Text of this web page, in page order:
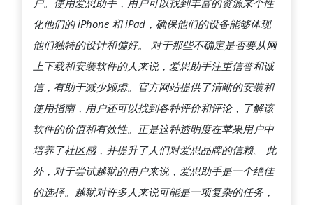
户。使用爱思助手，用户可以找到丰富的资源来个性
化他们的 iPhone 和 iPad，确保他们的设备能够体现
他们独特的设计和偏好。 对于那些不确定是否要从网
上下载和安装软件的人来说，爱思助手注重信誉和诚
信，有助于减少顾虑。官方网站提供了清晰的安装和
使用指南，用户还可以找到各种评价和评论，了解该
软件的价值和有效性。正是这种透明度在苹果用户中
培养了社区感，并提升了人们对爱思品牌的信赖。 此
外，对于尝试越狱的用户来说，爱思助手是一个绝佳
的选择。越狱对许多人来说可能是一项复杂的任务，